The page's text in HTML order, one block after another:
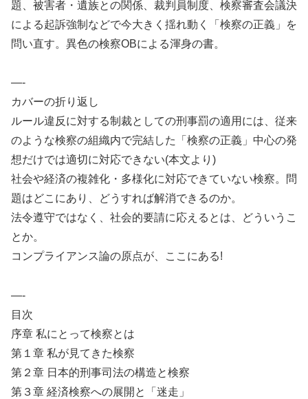
題、被害者・遺族との関係、裁判員制度、検察審査会議決
による起訴強制などで今大きく揺れ動く「検察の正義」を
問い直す。異色の検察OBによる渾身の書。
—-
カバーの折り返し
ルール違反に対する制裁としての刑事罰の適用には、従来
のような検察の組織内で完結した「検察の正義」中心の発
想だけでは適切に対応できない(本文より)
社会や経済の複雑化・多様化に対応できていない検察。問
題はどこにあり、どうすれば解消できるのか。
法令遵守ではなく、社会的要請に応えるとは、どういうこ
とか。
コンプライアンス論の原点が、ここにある!
—-
目次
序章 私にとって検察とは
第１章 私が見てきた検察
第２章 日本的刑事司法の構造と検察
第３章 経済検察への展開と「迷走」